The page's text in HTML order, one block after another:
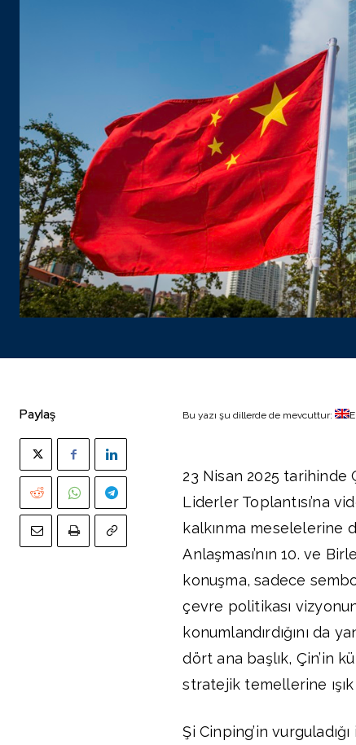
Paylaş Bu yazı şu dillerde de mevcuttur:
23 Nisan 2025 tarihinde
Liderler Toplantısı’na
kalkınma meselelerine
Anlaşması’nın 10. ve
konuşma, sadece
çevre politikası
konumlandırdığını da
dört ana başlık, Çin’in
stratejik temellerine
Şi Cinping’in